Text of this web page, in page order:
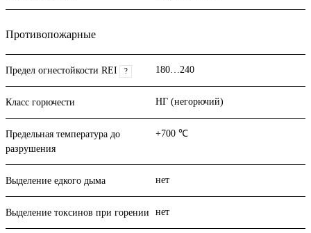
Противопожарные
Предел огнестойкости REI ? 180…240
Класс горючести НГ (негорючий)
Предельная температура до
разрушения
+700 ℃
Выделение едкого дыма нет
Выделение токсинов при горении нет